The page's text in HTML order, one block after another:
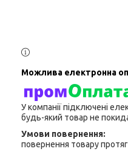
У компанії підключені
будь-який товар не
повернення товару